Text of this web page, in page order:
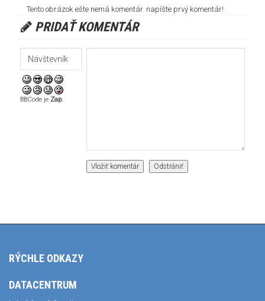
Tento obrázok ešte nemá komentár. napíšte prvý komentár!
PRIDAŤ KOMENTÁR
BBCode je Zap.
RÝCHLE ODKAZY
DATACENTRUM